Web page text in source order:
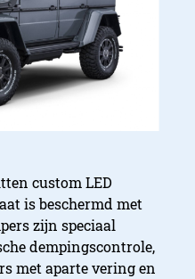
custom LED
is beschermd met
zijn speciaal
dempingscontrole,
met aparte vering en